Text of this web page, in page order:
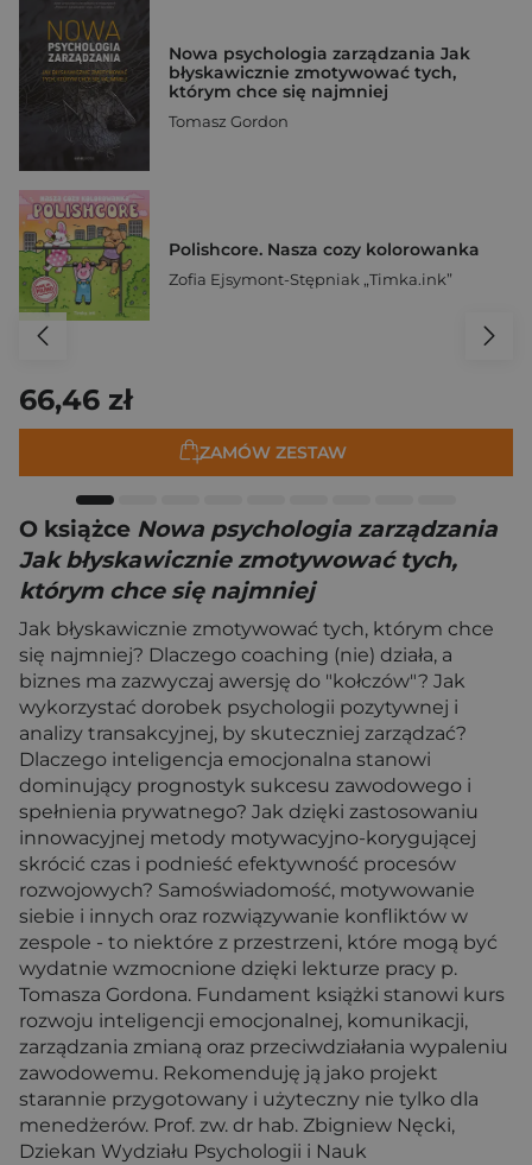
Nowa psychologia zarządzania Jak
błyskawicznie zmotywować tych,
którym chce się najmniej
Tomasz Gordon
Polishcore. Nasza cozy kolorowanka
Zofia Ejsymont-Stępniak „Timka.ink”
66,46 zł
ZAMÓW ZESTAW
O książce Nowa psychologia zarządzania
Jak błyskawicznie zmotywować tych,
którym chce się najmniej
Jak błyskawicznie zmotywować tych, którym chce
się najmniej? Dlaczego coaching (nie) działa, a
biznes ma zazwyczaj awersję do "kołczów"? Jak
wykorzystać dorobek psychologii pozytywnej i
analizy transakcyjnej, by skuteczniej zarządzać?
Dlaczego inteligencja emocjonalna stanowi
dominujący prognostyk sukcesu zawodowego i
spełnienia prywatnego? Jak dzięki zastosowaniu
innowacyjnej metody motywacyjno-korygującej
skrócić czas i podnieść efektywność procesów
rozwojowych? Samoświadomość, motywowanie
siebie i innych oraz rozwiązywanie konfliktów w
zespole - to niektóre z przestrzeni, które mogą być
wydatnie wzmocnione dzięki lekturze pracy p.
Tomasza Gordona. Fundament książki stanowi kurs
rozwoju inteligencji emocjonalnej, komunikacji,
zarządzania zmianą oraz przeciwdziałania wypaleniu
zawodowemu. Rekomenduję ją jako projekt
starannie przygotowany i użyteczny nie tylko dla
menedżerów. Prof. zw. dr hab. Zbigniew Nęcki,
Dziekan Wydziału Psychologii i Nauk